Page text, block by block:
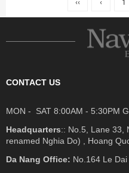
CONTACT US
MON - SAT 8:00AM - 5:30PM
Headquarters:: No.5, Lane 33,
renamed Nghia Do) , Hoang
Da Nang Office: No.164 Le